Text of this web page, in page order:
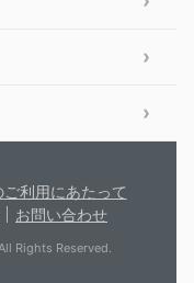
利用にあたって
お問い合わせ
Rights Reserved.